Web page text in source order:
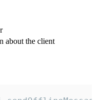
about the client